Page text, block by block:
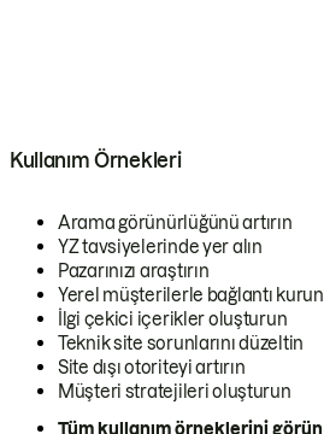
Kullanım Örnekleri
Arama görünürlüğünü artırın
YZ tavsiyelerinde yer alın
Pazarınızı araştırın
Yerel müşterilerle bağlantı kurun
İlgi çekici içerikler oluşturun
Teknik site sorunlarını düzeltin
Site dışı otoriteyi artırın
Müşteri stratejileri oluşturun
Tüm kullanım örneklerini görün